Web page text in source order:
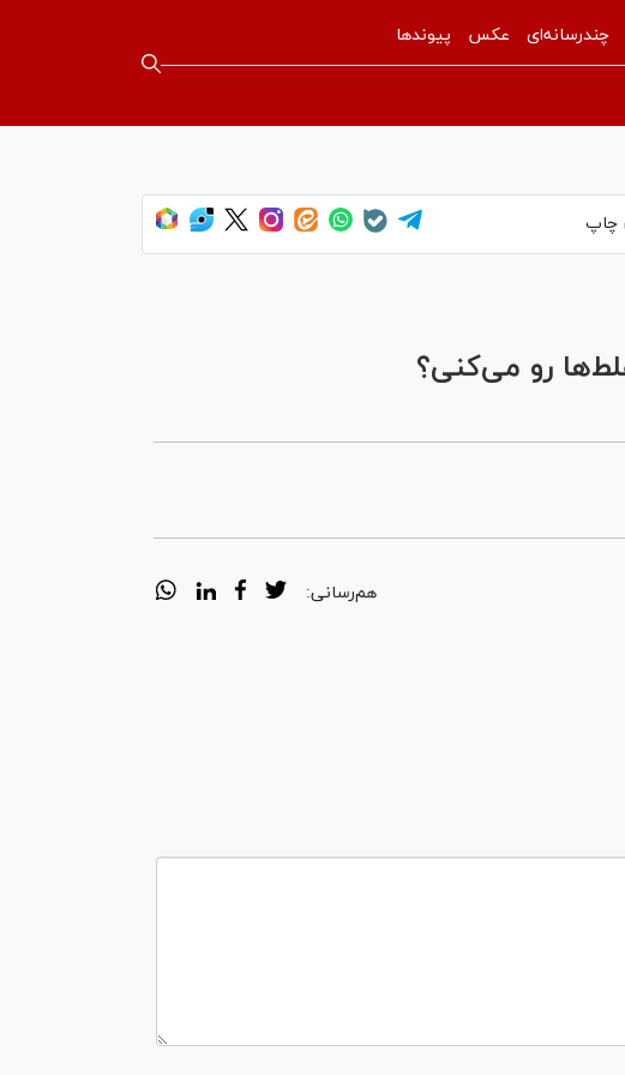
چندرسانه‌ای عکس پیوندها
چاپ
رو می‌کنی؟
هم‌رسانی: